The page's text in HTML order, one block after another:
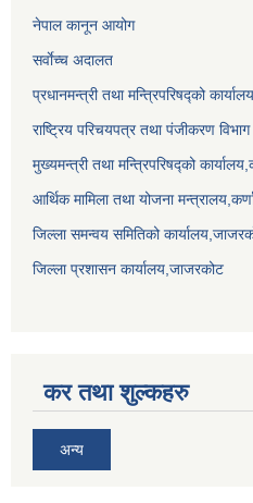
नेपाल कानून आयोग
सर्वाेच्च अदालत
प्रधानमन्त्री तथा मन्त्रिपरिषद्को कार्यालय
राष्ट्रिय परिचयपत्र तथा पंजीकरण विभाग
मुख्यमन्त्री तथा मन्त्रिपरिषद्को
आर्थिक मामिला तथा योजना
जिल्ला समन्वय समितिको
जिल्ला प्रशासन कार्यालय,जाजरकोट
कर तथा शुल्कहरु
अन्य